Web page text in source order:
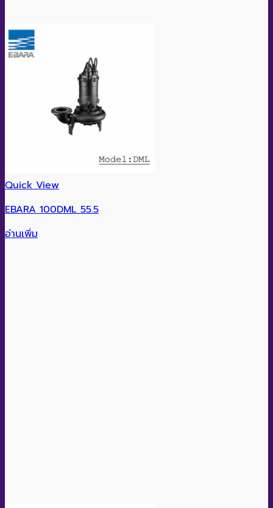
Quick View
EBARA 100DML 55.5
อ่านเพิ่ม